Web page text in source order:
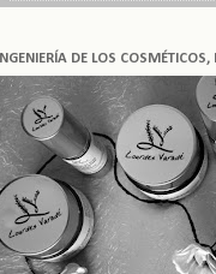
INGENIERÍA DE LOS